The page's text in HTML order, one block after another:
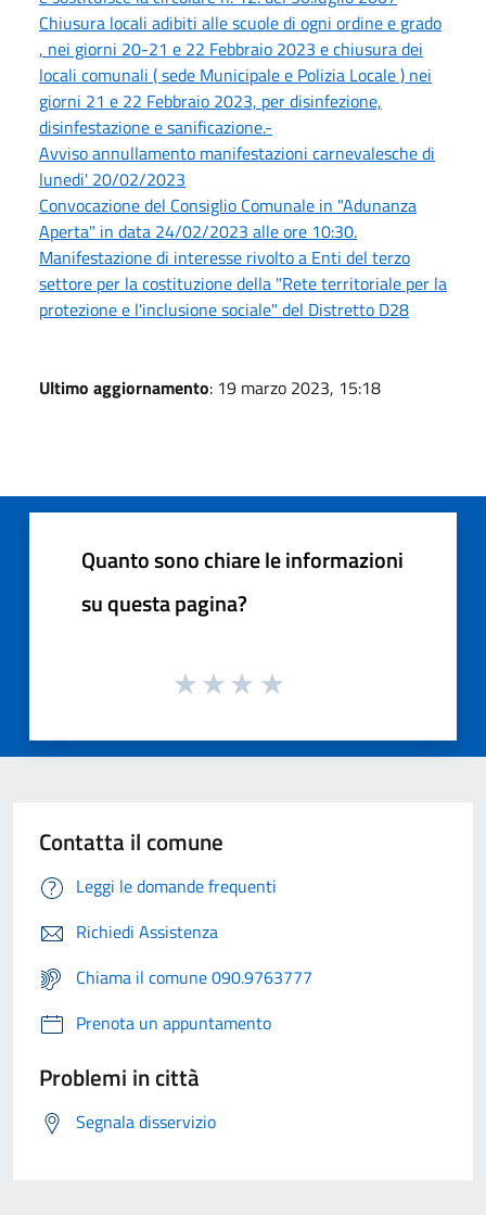
Chiusura locali adibiti alle scuole di ogni ordine e grado
, nei giorni 20-21 e 22 Febbraio 2023 e chiusura dei
locali comunali ( sede Municipale e Polizia Locale ) nei
giorni 21 e 22 Febbraio 2023, per disinfezione,
disinfestazione e sanificazione.-
Avviso annullamento manifestazioni carnevalesche di
lunedi' 20/02/2023
Convocazione del Consiglio Comunale in "Adunanza
Aperta" in data 24/02/2023 alle ore 10:30.
Manifestazione di interesse rivolto a Enti del terzo
settore per la costituzione della "Rete territoriale per la
protezione e l'inclusione sociale" del Distretto D28
Ultimo aggiornamento: 19 marzo 2023, 15:18
Quanto sono chiare le informazioni
su questa pagina?
Contatta il comune
Leggi le domande frequenti
Richiedi Assistenza
Chiama il comune 090.9763777
Prenota un appuntamento
Problemi in città
Segnala disservizio